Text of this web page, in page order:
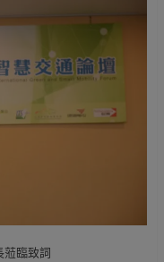
蒞臨致詞